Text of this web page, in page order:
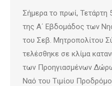
Σήμερα το πρωί, Τετάρτη
της Α΄ Εβδομάδος των
του Σεβ. Μητροπολίτου
τελέσθηκε σε κλίμα
των Προηγιασμένων
Ναό του Τιμίου